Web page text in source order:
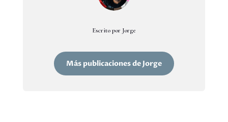
Escrito por Jorge
Más publicaciones de Jorge